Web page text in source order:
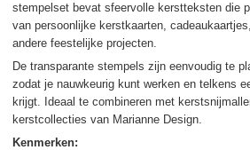
stempelset bevat sfeervolle kerstteksten die
van persoonlijke kerstkaarten,
andere feestelijke projecten.
De transparante stempels zijn eenvoudig te
zodat je nauwkeurig kunt werken en telkens
krijgt. Ideaal te combineren met
kerstcollecties van Marianne Design.
Kenmerken: